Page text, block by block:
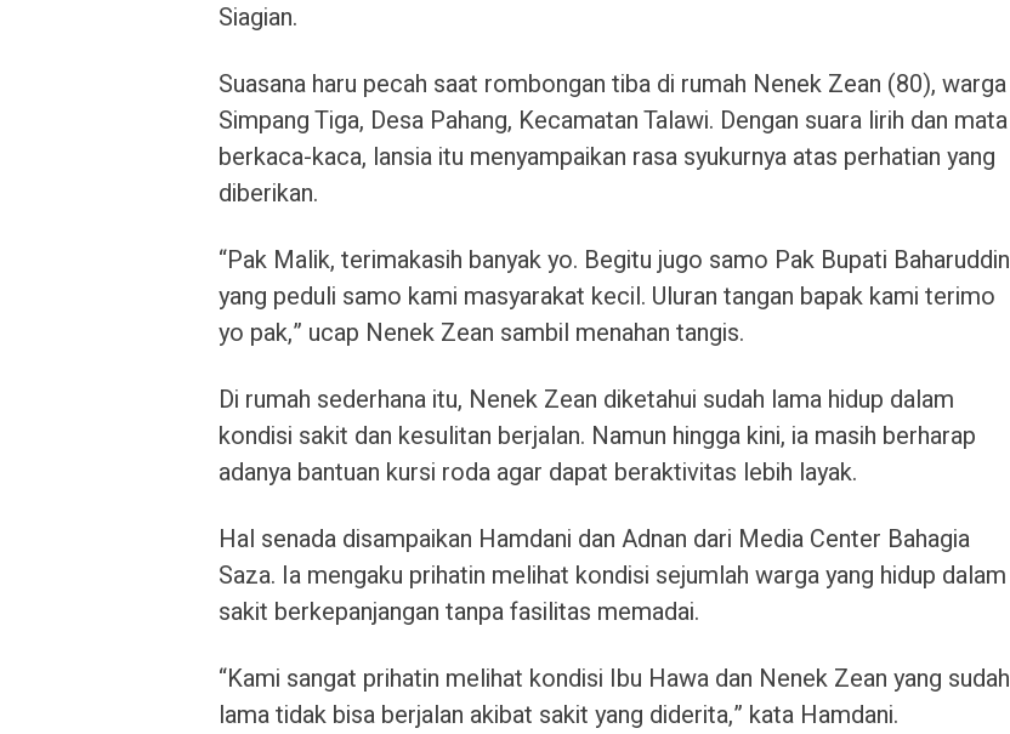
Siagian.
Suasana haru pecah saat rombongan tiba di rumah Nenek Zean (80), warga
Simpang Tiga, Desa Pahang, Kecamatan Talawi. Dengan suara lirih dan mata
berkaca-kaca, lansia itu menyampaikan rasa syukurnya atas perhatian yang
diberikan.
“Pak Malik, terimakasih banyak yo. Begitu jugo samo Pak Bupati Baharuddin
yang peduli samo kami masyarakat kecil. Uluran tangan bapak kami terimo
yo pak,” ucap Nenek Zean sambil menahan tangis.
Di rumah sederhana itu, Nenek Zean diketahui sudah lama hidup dalam
kondisi sakit dan kesulitan berjalan. Namun hingga kini, ia masih berharap
adanya bantuan kursi roda agar dapat beraktivitas lebih layak.
Hal senada disampaikan Hamdani dan Adnan dari Media Center Bahagia
Saza. Ia mengaku prihatin melihat kondisi sejumlah warga yang hidup dalam
sakit berkepanjangan tanpa fasilitas memadai.
“Kami sangat prihatin melihat kondisi Ibu Hawa dan Nenek Zean yang sudah
lama tidak bisa berjalan akibat sakit yang diderita,” kata Hamdani.